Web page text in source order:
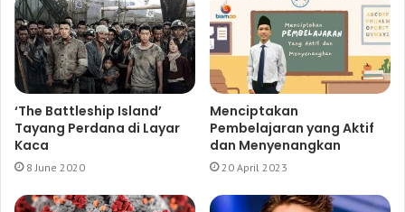
‘The Battleship Island’
Tayang Perdana di Layar
Kaca
8 June 2020
Menciptakan
Pembelajaran yang Aktif
dan Menyenangkan
20 April 2023